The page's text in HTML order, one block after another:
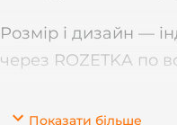
Розмір і дизайн —
через ROZETKA по
Показати більше